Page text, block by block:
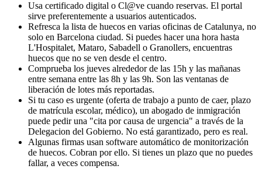
Usa certificado digital o Cl@ve cuando reservas. El portal
sirve preferentemente a usuarios autenticados.
Refresca la lista de huecos en varias oficinas de Catalunya, no
solo en Barcelona ciudad. Si puedes hacer una hora hasta
L'Hospitalet, Mataro, Sabadell o Granollers, encuentras
huecos que no se ven desde el centro.
Comprueba los jueves alrededor de las 15h y las mañanas
entre semana entre las 8h y las 9h. Son las ventanas de
liberación de lotes más reportadas.
Si tu caso es urgente (oferta de trabajo a punto de caer, plazo
de matrícula escolar, médico), un abogado de inmigración
puede pedir una "cita por causa de urgencia" a través de la
Delegacion del Gobierno. No está garantizado, pero es real.
Algunas firmas usan software automático de monitorización
de huecos. Cobran por ello. Si tienes un plazo que no puedes
fallar, a veces compensa.